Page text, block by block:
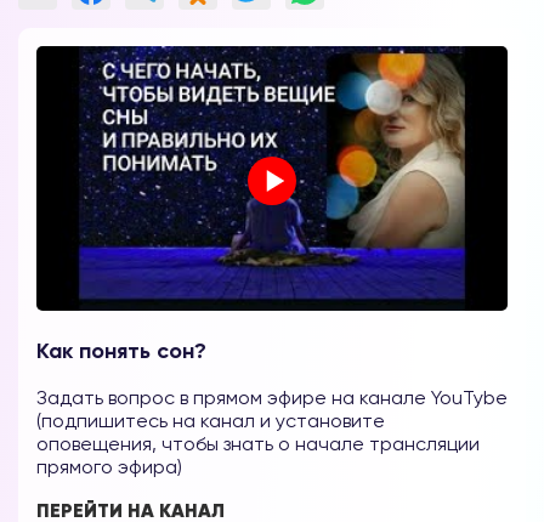
Как понять сон?
Задать вопрос в прямом эфире на канале YouTybe
(подпишитесь на канал и установите
оповещения, чтобы знать о начале трансляции
прямого эфира)
ПЕРЕЙТИ НА КАНАЛ